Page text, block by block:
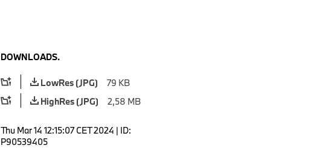
DOWNLOADS.
LowRes (JPG)
79 KB
HighRes (JPG)
2,58 MB
Thu Mar 14 12:15:07 CET 2024 | ID:
P90539405